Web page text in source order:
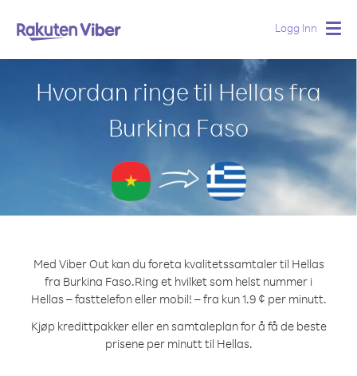
Logg Inn
Hvordan ringe til Hellas fra
Burkina Faso
Med Viber Out kan du foreta kvalitetssamtaler til Hellas
fra Burkina Faso.Ring et hvilket som helst nummer i
Hellas – fasttelefon eller mobil! – fra kun 1.9 ¢ per minutt.
Kjøp kredittpakker eller en samtaleplan for å få de beste
prisene per minutt til Hellas.